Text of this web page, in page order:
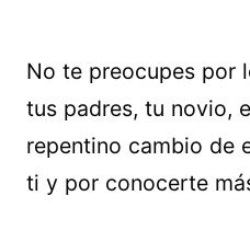
No te preocupes por
tus padres, tu novio,
repentino cambio de
ti y por conocerte